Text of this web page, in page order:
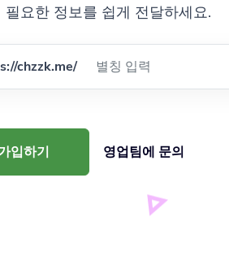
필요한 정보를 쉽게 전달하세요.
chzzk.me/
입하기 영업팀에 문의